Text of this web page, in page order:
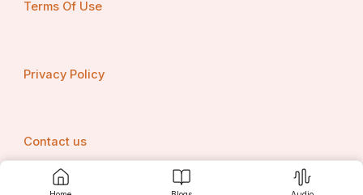
ଏହି ଓଡିଶୀ ର କେଶସଜ୍ଜା
ଜଗନ୍ନାଥ ମନ୍ଦିର ର ପ୍ରତୀକ
Terms Of Use
Privacy Policy
Contact us